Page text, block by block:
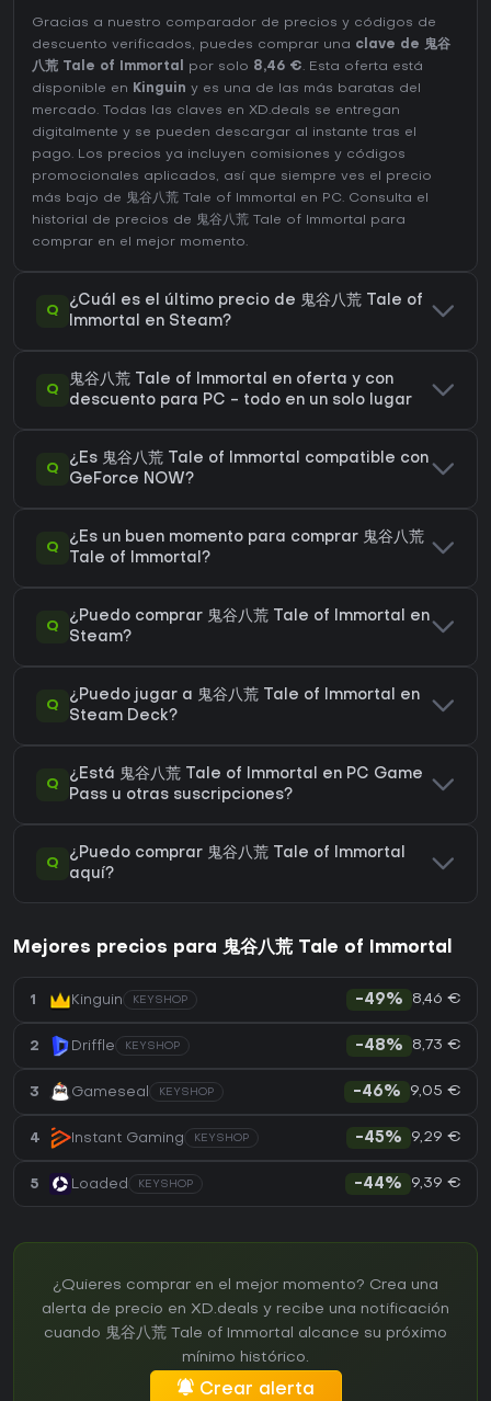
Gracias a nuestro comparador de precios y códigos de
descuento verificados, puedes comprar una clave de 鬼谷
八荒 Tale of Immortal
por solo 8,46 €. Esta oferta está
disponible en Kinguin y es una de las más baratas del
mercado. Todas las claves en XD.deals se entregan
digitalmente y se pueden descargar al instante tras el
pago. Los precios ya incluyen comisiones y códigos
promocionales aplicados, así que siempre ves el precio
más bajo de 鬼谷八荒 Tale of Immortal en PC. Consulta el
historial de precios de 鬼谷八荒 Tale of Immortal
para
comprar en el mejor momento.
Q
¿Cuál es el último precio de 鬼谷八荒 Tale of
Immortal en Steam?
Q
鬼谷八荒 Tale of Immortal en oferta y con
descuento para PC - todo en un solo lugar
Q
¿Es 鬼谷八荒 Tale of Immortal compatible con
GeForce NOW?
Q
¿Es un buen momento para comprar 鬼谷八荒
Tale of Immortal?
Q
¿Puedo comprar 鬼谷八荒 Tale of Immortal en
Steam?
Q
¿Puedo jugar a 鬼谷八荒 Tale of Immortal en
Steam Deck?
Q
¿Está 鬼谷八荒 Tale of Immortal en PC Game
Pass u otras suscripciones?
Q
¿Puedo comprar 鬼谷八荒 Tale of Immortal
aquí?
Mejores precios para 鬼谷八荒 Tale of Immortal
1 Kinguin KEYSHOP -49% 8,46 €
2 Driffle KEYSHOP -48% 8,73 €
3 Gameseal KEYSHOP -46% 9,05 €
4 Instant Gaming KEYSHOP -45% 9,29 €
5 Loaded KEYSHOP -44% 9,39 €
¿Quieres comprar en el mejor momento? Crea una
alerta de precio en XD.deals y recibe una notificación
cuando 鬼谷八荒 Tale of Immortal alcance su próximo
mínimo histórico.
Crear alerta